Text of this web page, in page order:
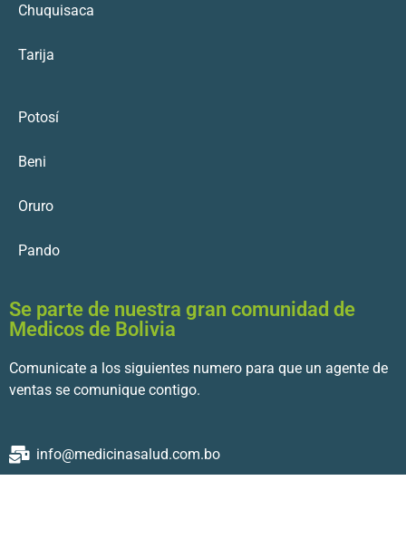
Chuquisaca
Tarija
Potosí
Beni
Oruro
Pando
Se parte de nuestra gran comunidad de
Medicos de Bolivia
Comunicate a los siguientes numero para que un agente de
ventas se comunique contigo.
info@medicinasalud.com.bo